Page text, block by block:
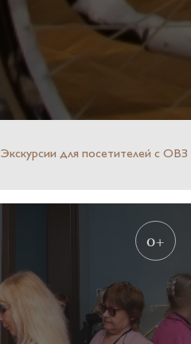
Экскурсии для посетителей с ОВЗ
0+